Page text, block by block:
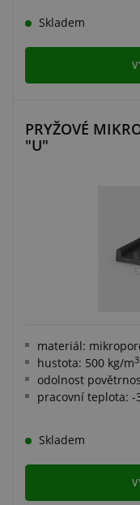
Skladem
PRYŽOVÉ
"U"
materiál:
hustota: 500 kg/m3
odolnost
pracovní teplota: -
Skladem